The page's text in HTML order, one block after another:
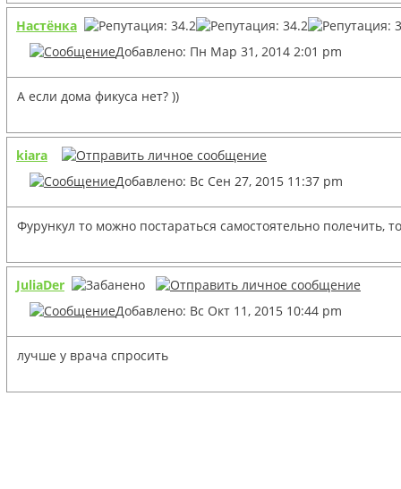
Настёнка
Добавлено: Пн Мар 31, 2014 2:01 pm
А если дома фикуса нет? ))
kiara
Добавлено: Вс Сен 27, 2015 11:37 pm
Фурункул то можно постараться самостоятельно
JuliaDer
Добавлено: Вс Окт 11, 2015 10:44 pm
лучше у врача спросить